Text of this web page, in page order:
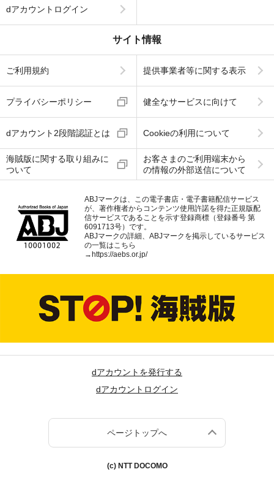
dアカウントログイン
サイト情報
ご利用規約 提供事業者等に関する表示
プライバシーポリシー 健全なサービスに向けて
dアカウント2段階認証とは Cookieの利用について
海賊版に関する取り組みに
ついて
お客さまのご利用端末から
の情報の外部送信について
ABJマークは、この電子書店・電子書籍配信サービス
が、著作権者からコンテンツ使用許諾を得た正規版配
信サービスであることを示す登録商標（登録番号 第
6091713号）です。
ABJマークの詳細、ABJマークを掲示しているサービス
の一覧はこちら
→https://aebs.or.jp/
dアカウントを発行する
dアカウントログイン
ページトップへ
(c) NTT DOCOMO